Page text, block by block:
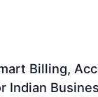
Billing,
Indian